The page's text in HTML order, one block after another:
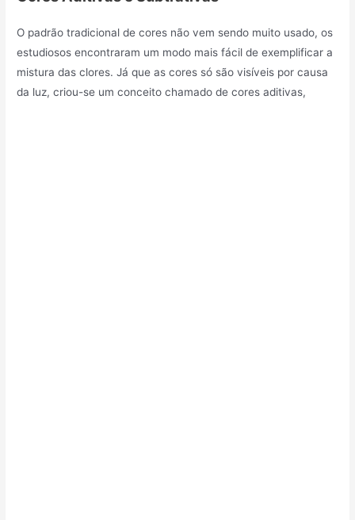
O padrão tradicional de cores não vem sendo muito usado, os
estudiosos encontraram um modo mais fácil de exemplificar a
mistura das clores. Já que as cores só são visíveis por causa
da luz, criou-se um conceito chamado de cores aditivas,